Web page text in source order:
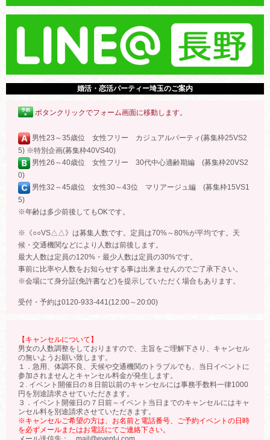
婚活・恋活パーティー埼玉のご案内
ボタンクリックでフォーム画面に移動します。
男性23～35歳位 女性フリー カジュアルパーティ(募集枠25VS2
5) ※特別企画(募集枠40VS40)
男性26～40歳位 女性フリー 30代中心適齢期編 (募集枠20VS2
0)
男性32～45歳位 女性30～43位 マリアージュ編 (募集枠15VS1
5)
※年齢は多少前後してもOKです。
※《○○VS△△》は募集人数です。定員は70%～80%が平均です。天
候・交通機関などにより人数は前後します。
最大人数は定員の120%・最少人数は定員の30%です。
事前に比率や人数をお知らせする事は出来ませんのでご了承下さい。
※会場にて身分証(免許書など)を提示していただく場合もあります。
受付・予約は0120-933-441(12:00～20:00)
【キャンセルについて】
男女の人数調整をしておりますので、主旨をご理解下さり、キャンセル
の無いようお願い致します。
１．急用、体調不良、天候や交通機関のトラブルでも、当日イベントに
参加されませんとキャンセル料金が発生します。
２. イベント開催日の８日前以前のキャンセルには事務手数料一律1000
円を別途請求させていただきます。
３．イベント開催日の７日前～イベント当日までのキャンセルにはキャ
ンセル料を別途請求させていただきます。
※キャンセルご希望の方は、お名前と電話番号、ご予約イベントの日時
を必ずメールまたはお電話にてご連絡下さい。